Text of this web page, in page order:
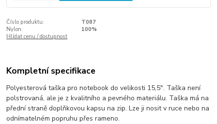
Číslo produktu:
T087
Nylon:
100%
Hlídat cenu / dostupnost
Kompletní specifikace
Polyesterová taška pro notebook do velikosti 15,5". Taška není
polstrovaná, ale je z kvalitního a pevného materiálu. Taška má na
přední straně doplňkovou kapsu na zip. Lze ji nosit v ruce nebo na
odnímatelném popruhu přes rameno.